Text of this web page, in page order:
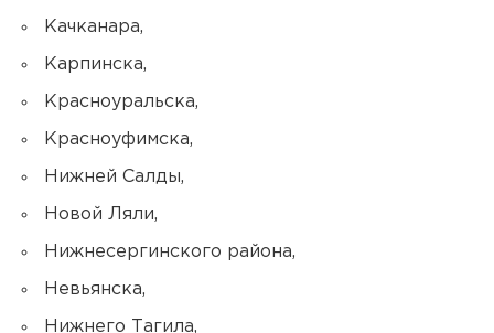
Качканара,
Карпинска,
Красноуральска,
Красноуфимска,
Нижней Салды,
Новой Ляли,
Нижнесергинского района,
Невьянска,
Нижнего Тагила,